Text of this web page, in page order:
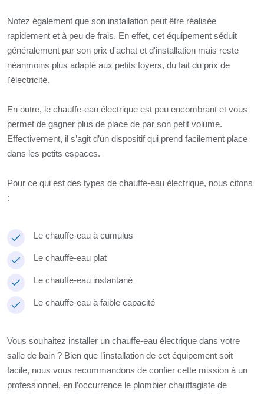
Notez également que son installation peut être réalisée
rapidement et à peu de frais. En effet, cet équipement séduit
généralement par son prix d'achat et d'installation mais reste
néanmoins plus adapté aux petits foyers, du fait du prix de
l'électricité.
En outre, le chauffe-eau électrique est peu encombrant et vous
permet de gagner plus de place de par son petit volume.
Effectivement, il s’agit d’un dispositif qui prend facilement place
dans les petits espaces.
Pour ce qui est des types de chauffe-eau électrique, nous citons
:
Le chauffe-eau à cumulus
Le chauffe-eau plat
Le chauffe-eau instantané
Le chauffe-eau à faible capacité
Vous souhaitez installer un chauffe-eau électrique dans votre
salle de bain ? Bien que l’installation de cet équipement soit
facile, nous vous recommandons de confier cette mission à un
professionnel, en l’occurrence le plombier chauffagiste de